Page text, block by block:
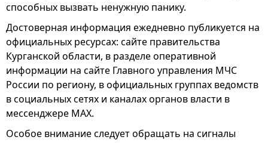
способных вызвать ненужную панику.
Достоверная информация ежедневно публикуется на
официальных ресурсах: сайте правительства
Курганской области, в разделе оперативной
информации на сайте Главного управления МЧС
России по региону, в официальных группах ведомств
в социальных сетях и каналах органов власти в
мессенджере МАХ.
Особое внимание следует обращать на сигналы